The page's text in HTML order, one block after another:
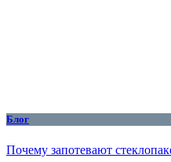
Блог
Почему запотевают